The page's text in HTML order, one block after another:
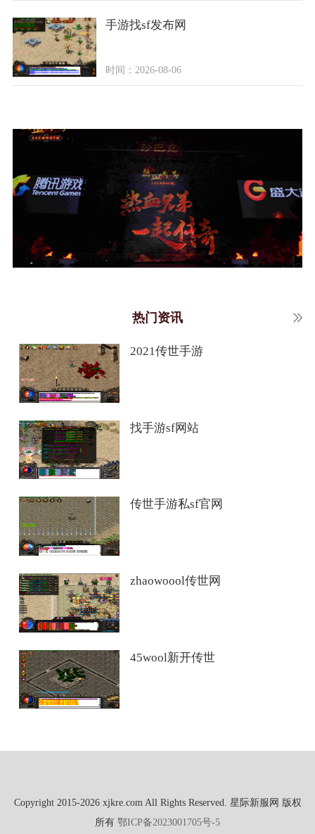
手游找sf发布网
时间：2026-08-06
热门资讯
2021传世手游
找手游sf网站
传世手游私sf官网
zhaowoool传世网
45wool新开传世
Copyright 2015-2026 xjkre.com All Rights Reserved. 星际新服网 版权
所有 鄂ICP备2023001705号-5